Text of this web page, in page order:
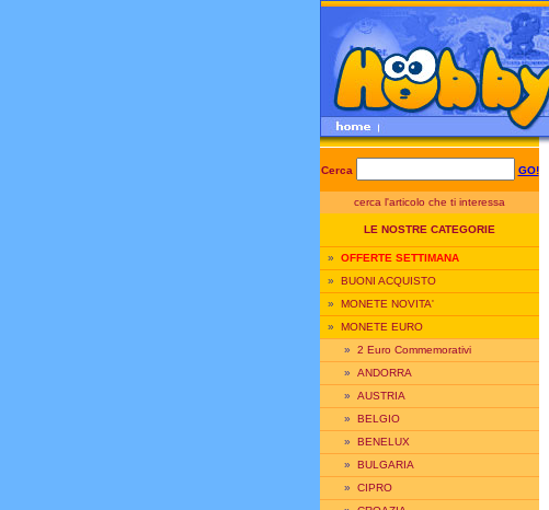
Cerca GO!
cerca l'articolo che ti interessa
LE NOSTRE CATEGORIE
» OFFERTE SETTIMANA
» BUONI ACQUISTO
» MONETE NOVITA'
» MONETE EURO
» 2 Euro Commemorativi
» ANDORRA
» AUSTRIA
» BELGIO
» BENELUX
» BULGARIA
» CIPRO